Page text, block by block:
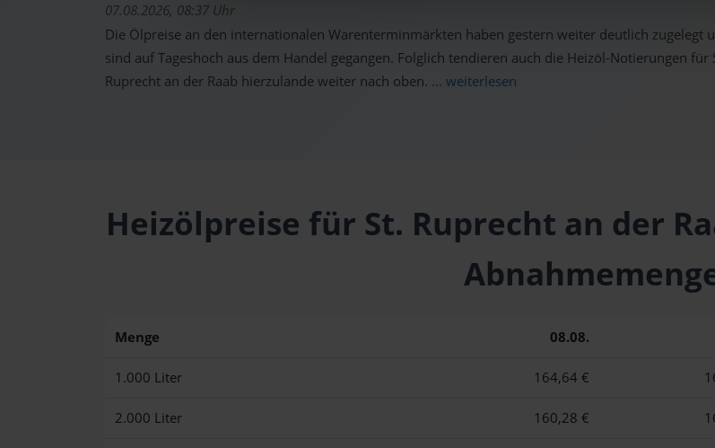
07.08.2026, 08:37 Uhr
Die Ölpreise an den internationalen Warenterminmärkten haben gestern weiter deutlich zugelegt
sind auf Tageshoch aus dem Handel gegangen. Folglich tendieren auch die Heizöl-Notierungen für
Ruprecht an der Raab hierzulande weiter nach oben. ... weiterlesen
Heizölpreise für St. Ruprecht an der
Menge 08.08.
1.000 Liter 164,64 €
2.000 Liter 160,28 €